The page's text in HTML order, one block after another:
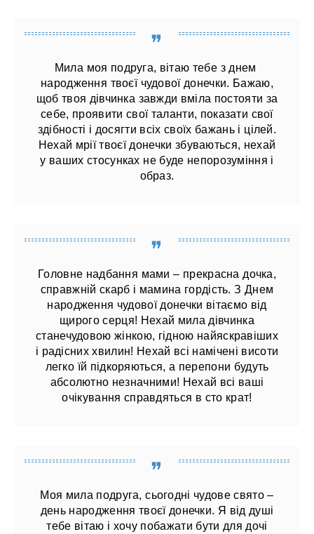
Мила моя подруга, вітаю тебе з днем ​​
народження твоєї чудової донечки. Бажаю,
щоб твоя дівчинка завжди вміла постояти за
себе, проявити свої таланти, показати свої
здібності і досягти всіх своїх бажань і цілей.
Нехай мрії твоєї донечки збуваються, нехай
у ваших стосунках не буде непорозуміння і
образ.
Головне надбання мами – прекрасна дочка,
справжній скарб і мамина гордість. З Днем
народження чудової донечки вітаємо від
щирого серця! Нехай мила дівчинка
станечудовою жінкою, гідною найяскравіших
і радісних хвилин! Нехай всі намічені висоти
легко їй підкоряються, а перепони будуть
абсолютно незначними! Нехай всі ваші
очікування справдяться в сто крат!
Моя мила подруга, сьогодні чудове свято –
день народження твоєї донечки. Я від душі
тебе вітаю і хочу побажати бути для дочі